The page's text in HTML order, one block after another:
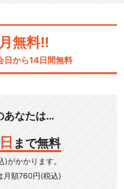
無料!!
日から14日間無料
あなたは…
日 まで無料
がかかります。
月額760円(税込)